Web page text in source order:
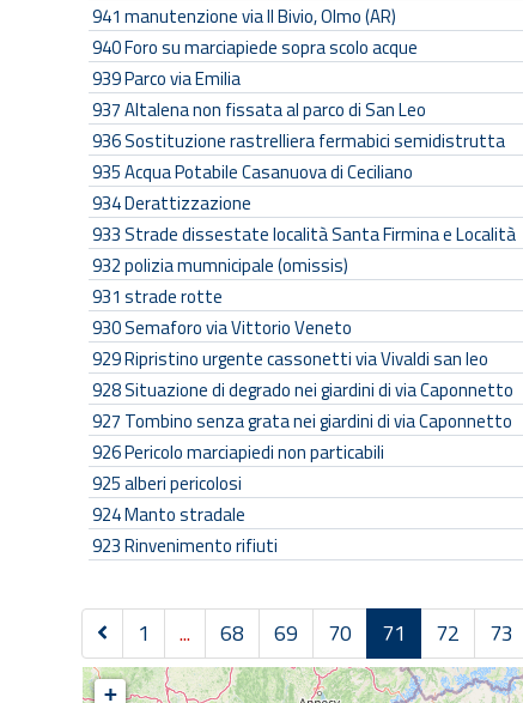
941 manutenzione via Il Bivio, Olmo (AR)
940Foro su marciapiede sopra scolo acque
939Parco via Emilia
937Altalena non fissata al parco di San Leo
936Sostituzione rastrelliera fermabici semidistrutta
935Acqua Potabile Casanuova di Ceciliano
934Derattizzazione
933Strade dissestate località Santa Firmina e Località
932polizia mumnicipale (omissis)
931 strade rotte
930Semaforo via Vittorio Veneto
929Ripristino urgente cassonetti via Vivaldi san leo
928Situazione di degrado nei giardini di via Caponnetto
927 Tombino senza grata nei giardini di via Caponnetto
926Pericolo marciapiedi non particabili
925alberi pericolosi
924Manto stradale
923Rinvenimento rifiuti
P
1 ... 68 69 70 71 72 73
+